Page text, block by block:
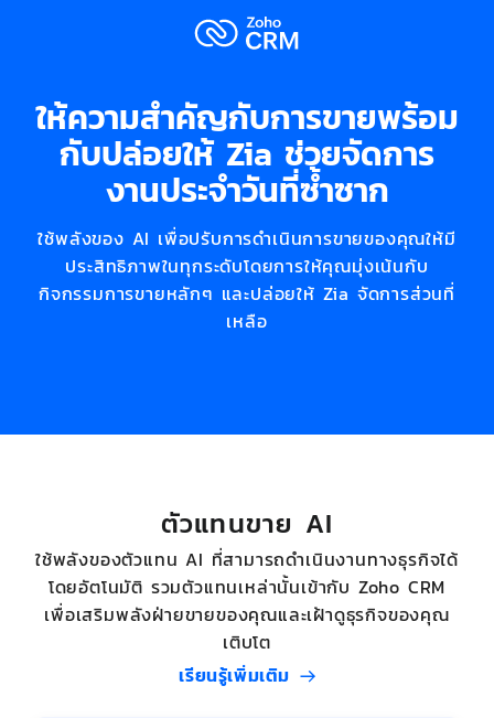
ให้ความสำคัญกับการขายพร้อม
กับปล่อยให้ Zia ช่วยจัดการ
งานประจำวันที่ซ้ำซาก
ใช้พลังของ AI เพื่อปรับการดำเนินการขายของคุณให้มี
ประสิทธิภาพในทุกระดับโดยการให้คุณมุ่งเน้นกับ
กิจกรรมการขายหลักๆ และปล่อยให้ Zia จัดการส่วนที่
เหลือ
ตัวแทนขาย AI
ใช้พลังของตัวแทน AI ที่สามารถดำเนินงานทางธุรกิจได้
โดยอัตโนมัติ รวมตัวแทนเหล่านั้นเข้ากับ Zoho CRM
เพื่อเสริมพลังฝ่ายขายของคุณและเฝ้าดูธุรกิจของคุณ
เติบโต
เรียนรู้เพิ่มเติม